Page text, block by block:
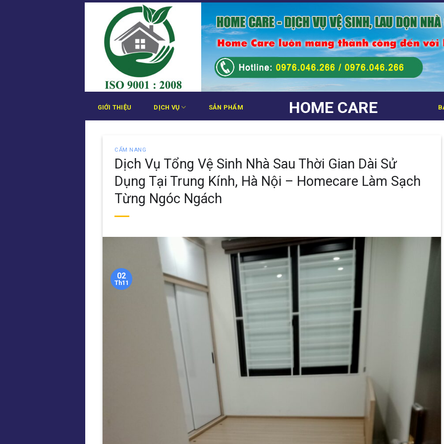
Bỏ
HOME CARE
GIỚI THIỆU DỊCH VỤ SẢN PHẨM
CẨM NANG
Dịch Vụ Tổng Vệ Sinh Nhà Sau Thời Gian Dài Sử
Dụng Tại Trung Kính, Hà Nội – Homecare Làm Sạch
Từng Ngóc Ngách
02
Th11